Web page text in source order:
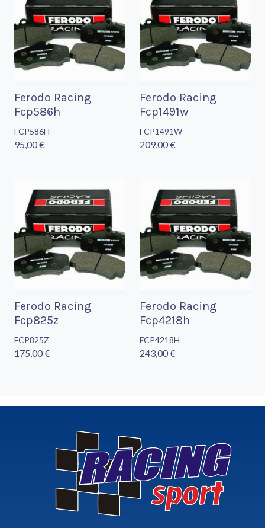
Ferodo Racing
Fcp586h
FCP586H
95,00 €
Ferodo Racing
Fcp1491w
FCP1491W
209,00 €
Ferodo Racing
Fcp825z
FCP825Z
175,00 €
Ferodo Racing
Fcp4218h
FCP4218H
243,00 €